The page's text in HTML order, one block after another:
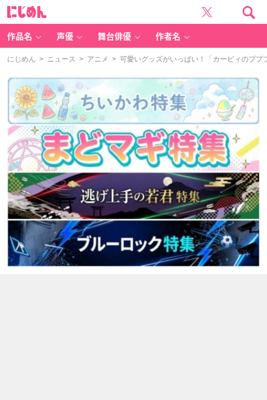
作品名 声優 舞台俳優 作者名
にじめん > ニュース > アニメ > 可愛いグッズがいっぱい！「カービィのププ